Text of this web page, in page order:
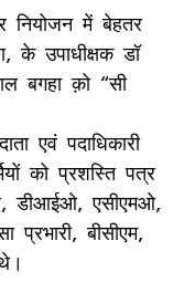
नियोजन में बेहतर
के उपाधीक्षक डॉ
बगहा क़ो “सी
एवं पदाधिकारी
को प्रशस्ति पत्र
डीआईओ, एसीएमओ,
बीसीएम,